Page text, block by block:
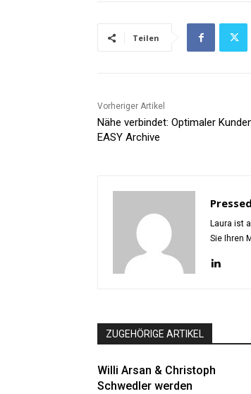
Teilen
Vorheriger Artikel
Nähe verbindet: Optimaler
EASY Archive
Laura ist
Sie Ihren
ZUGEHÖRIGE ARTIKEL
Willi Arsan & Christoph
Schwedler werden